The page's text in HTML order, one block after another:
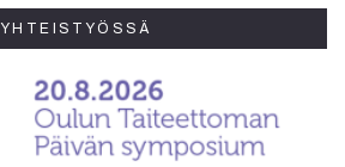
YHTEISTYÖSSÄ